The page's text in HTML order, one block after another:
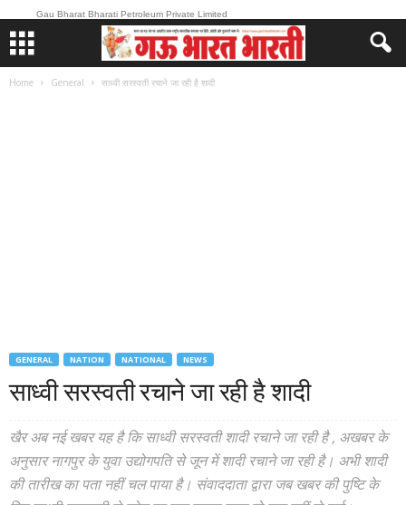
Gau Bharat Bharati Petroleum Private Limited
Home General साध्वी सरस्वती रचाने जा रही है शादी
GENERAL NATION NATIONAL NEWS
साध्वी सरस्वती रचाने जा रही है शादी
खैर अब नई खबर यह है कि साध्वी सरस्वती शादी रचाने जा रही है , अखबर के
अनुसार नागपुर के युवा उद्योगपति से जून में शादी रचाने जा रही है। अभी शादी
की तारीख का पता नहीं चल पाया है। संवाददाता द्वारा जब खबर की पुष्टि के